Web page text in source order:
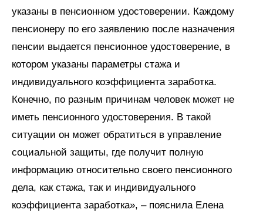
указаны в пенсионном удостоверении. Каждому
пенсионеру по его заявлению после назначения
пенсии выдается пенсионное удостоверение, в
котором указаны параметры стажа и
индивидуального коэффициента заработка.
Конечно, по разным причинам человек может не
иметь пенсионного удостоверения. В такой
ситуации он может обратиться в управление
социальной защиты, где получит полную
информацию относительно своего пенсионного
дела, как стажа, так и индивидуального
коэффициента заработка», – пояснила Елена